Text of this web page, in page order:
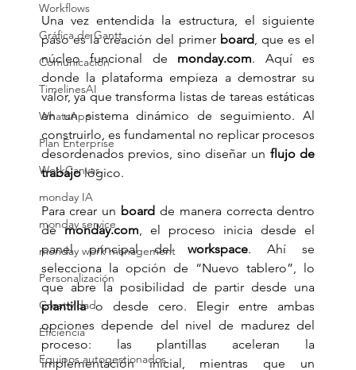
Workflows
Gráfica de Gantt
Comunicación
TimelinesAI
WhatsApp
Plan Enterprise
WorkCanvas
monday IA
monday service
monday work management
Personalización
Creatividad
Eficiencia
Equipos autogestionados
Una vez entendida la estructura, el siguiente
paso es la creación del primer board, que es el
núcleo funcional de monday.com. Aquí es
donde la plataforma empieza a demostrar su
valor, ya que transforma listas de tareas estáticas
en un sistema dinámico de seguimiento. Al
construirlo, es fundamental no replicar procesos
desordenados previos, sino diseñar un flujo de
trabajo lógico.
Para crear un board de manera correcta dentro
de monday.com , el proceso inicia desde el
panel principal del workspace. Ahí se
selecciona la opción de “Nuevo tablero”, lo
plantilla o desde cero. Elegir entre ambas
opciones depende del nivel de madurez del
proceso: las plantillas aceleran la